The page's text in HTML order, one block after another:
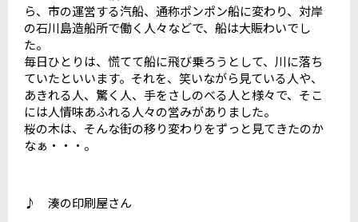
ら、市の運営する汽船、通称ポンポン船に変わり、対岸
の石川島造船所で働く人々などで、船は大賑わいでし
た。
毎日ひとりは、慌てて船に飛び乗ろうとして、川に落ち
ていたといいます。それを、笑いながら見ている人や、
あきれる人、驚く人、手をさしのべる人と様々で、そこ
には人情味あふれる人々の営みがありました。
桜の木は、そんな街の移り変わりをずっと見てきたのか
なぁ・・・。
♪ 湊の印刷屋さん